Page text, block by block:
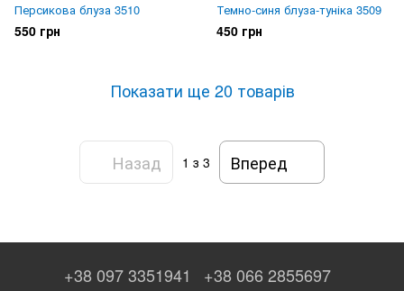
Персикова блуза 3510
550 грн
Темно-синя блуза-туніка 3509
450 грн
Показати ще 20 товарів
Назад 1 з 3 Вперед
+38 097 3351941 +38 066 2855697